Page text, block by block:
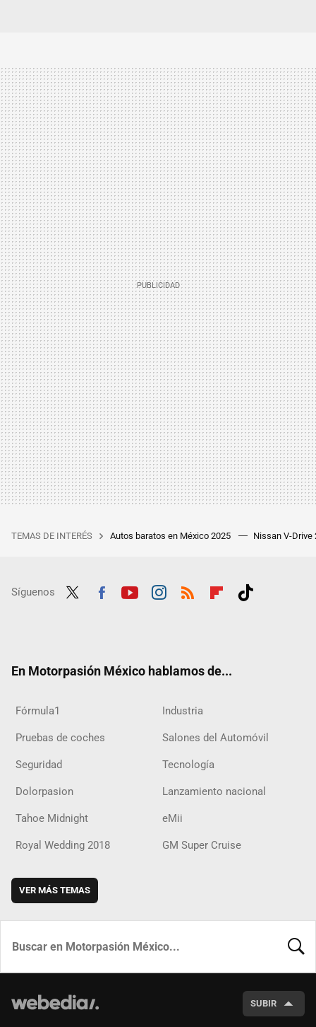
TEMAS DE INTERÉS Autos baratos en México 2025 Nissan V-Drive
Síguenos
En Motorpasión México hablamos de...
Fórmula1 Industria
Pruebas de coches Salones del Automóvil
Seguridad Tecnología
Dolorpasion Lanzamiento nacional
Tahoe Midnight eMii
Royal Wedding 2018 GM Super Cruise
VER MÁS TEMAS
SUBIR